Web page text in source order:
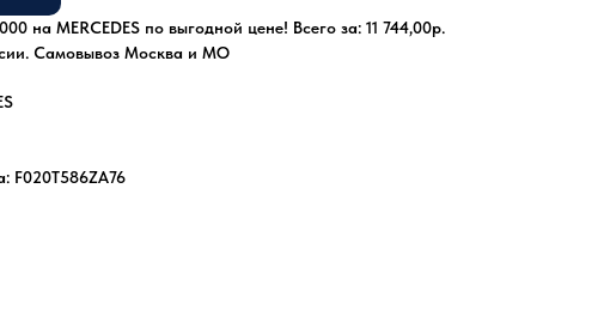
на MERCEDES по выгодной цене! Всего за: 11 744,00р.
Самовывоз Москва и МО
F020T586ZA76